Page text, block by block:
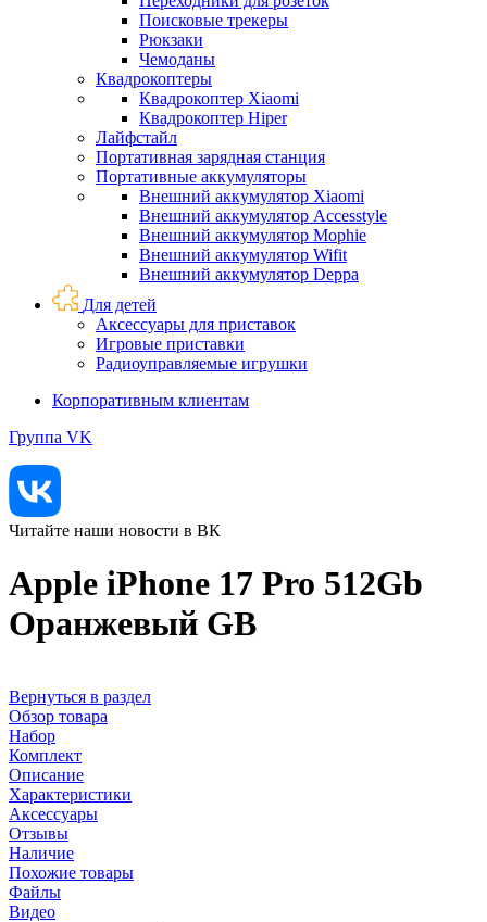
Поисковые трекеры
Рюкзаки
Чемоданы
Квадрокоптеры
Квадрокоптер Xiaomi
Квадрокоптер Hiper
Лайфстайл
Портативная зарядная станция
Портативные аккумуляторы
Внешний аккумулятор Xiaomi
Внешний аккумулятор Accesstyle
Внешний аккумулятор Mophie
Внешний аккумулятор Wifit
Внешний аккумулятор Deppa
Для детей
Аксессуары для приставок
Игровые приставки
Радиоуправляемые игрушки
Корпоративным клиентам
Группа VK
Читайте наши новости в ВК
Apple iPhone 17 Pro 512Gb
Оранжевый GB
Вернуться в раздел
Обзор товара
Набор
Комплект
Описание
Характеристики
Аксессуары
Отзывы
Наличие
Похожие товары
Файлы
Видео